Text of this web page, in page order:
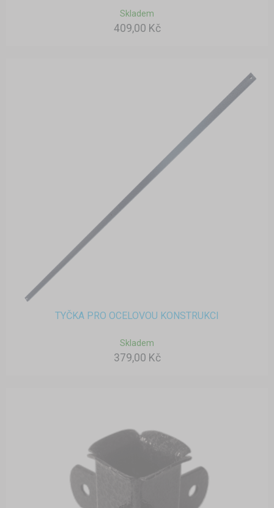
Skladem
409,00 Kč
TYČKA PRO OCELOVOU KONSTRUKCI
Skladem
379,00 Kč